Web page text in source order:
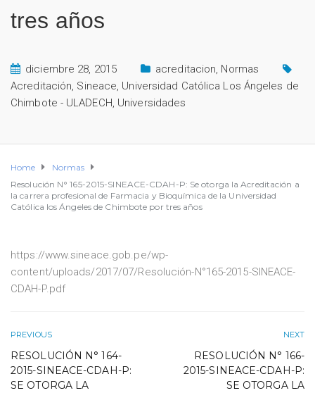
tres años
diciembre 28, 2015 acreditacion, Normas
Acreditación, Sineace, Universidad Católica Los Ángeles de
Chimbote - ULADECH, Universidades
Home
Normas
Resolución N° 165-2015-SINEACE-CDAH-P: Se otorga la Acreditación a
la carrera profesional de Farmacia y Bioquímica de la Universidad
Católica los Ángeles de Chimbote por tres años
https://www.sineace.gob.pe/wp-
content/uploads/2017/07/Resolución-N°165-2015-SINEACE-
CDAH-P.pdf
PREVIOUS
RESOLUCIÓN N° 164-
2015-SINEACE-CDAH-P:
SE OTORGA LA
NEXT
RESOLUCIÓN N° 166-
2015-SINEACE-CDAH-P:
SE OTORGA LA